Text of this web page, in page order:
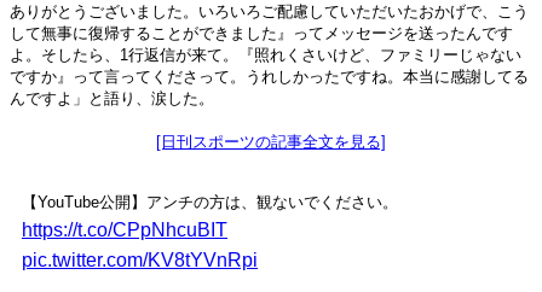
ありがとうございました。いろいろご配慮していただいたおかげで、こう
して無事に復帰することができました』ってメッセージを送ったんです
よ。そしたら、1行返信が来て。『照れくさいけど、ファミリーじゃない
ですか』って言ってくださって。うれしかったですね。本当に感謝してる
んですよ」と語り、涙した。
[日刊スポーツの記事全文を見る]
【YouTube公開】アンチの方は、観ないでください。
https://t.co/CPpNhcuBIT
pic.twitter.com/KV8tYVnRpi